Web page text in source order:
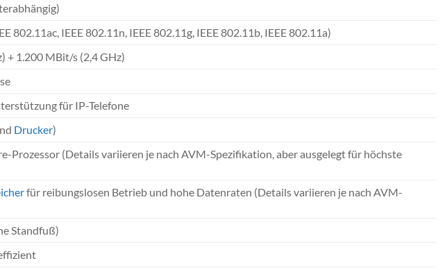
802.11ac, IEEE 802.11n, IEEE 802.11g, IEEE 802.11b, IEEE 802.11a)
+ 1.200 MBit/s (2,4 GHz)
für IP-Telefone
Drucker)
Prozessor (Details variieren je nach AVM-Spezifikation, aber ausgelegt für höchste
für reibungslosen Betrieb und hohe Datenraten (Details variieren je nach AVM-
Standfuß)